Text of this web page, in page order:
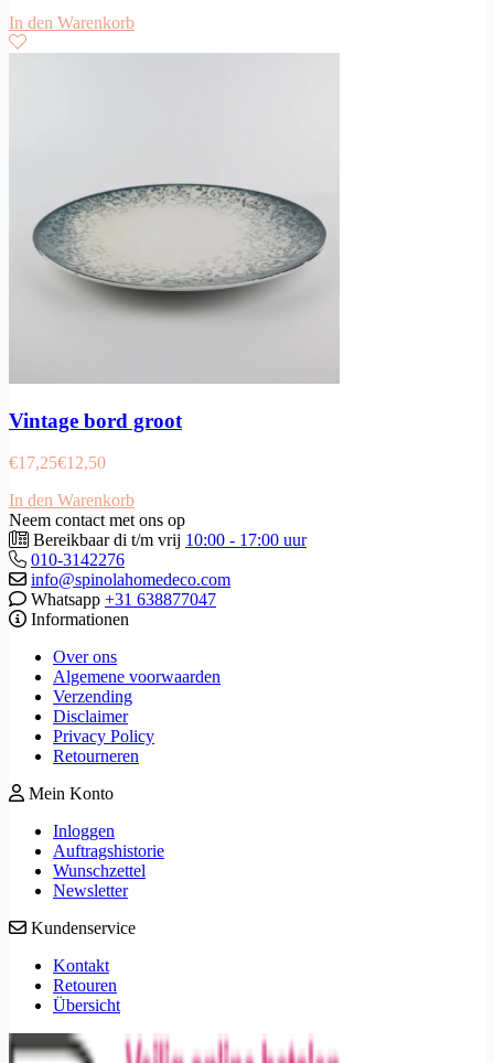
In den Warenkorb
Vintage bord groot
€17,25€12,50
In den Warenkorb
Neem contact met ons op
Bereikbaar di t/m vrij 10:00 - 17:00 uur
010-3142276
info@spinolahomedeco.com
Whatsapp +31 638877047
Informationen
Over ons
Algemene voorwaarden
Verzending
Disclaimer
Privacy Policy
Retourneren
Mein Konto
Inloggen
Auftragshistorie
Wunschzettel
Newsletter
Kundenservice
Kontakt
Retouren
Übersicht